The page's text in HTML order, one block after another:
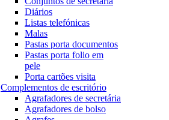
Diários
Listas telefónicas
Malas
Pastas porta documentos
Pastas porta folio em
pele
Porta cartões visita
Complementos de escritório
Agrafadores de secretária
Agrafadores de bolso